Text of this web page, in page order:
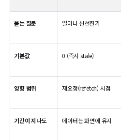
묻는 질문 얼마나 신선한가
기본값 0 (즉시 stale)
영향 범위 재요청(refetch) 시점
기간이 지나도 데이터는 화면에 유지